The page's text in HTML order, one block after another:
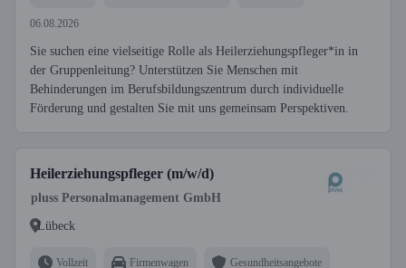
06.08.2026
Sie suchen eine vielseitige Rolle als Heilerziehungspfleger*in in
der Gruppenleitung? Unterstützen Sie Menschen mit
Behinderungen im Berufsbildungszentrum durch individuelle
Förderung und gestalten Sie mit uns gemeinsam Perspektiven.
Heilerziehungspfleger (m/w/d)
pluss Personalmanagement GmbH
Lübeck
Vollzeit Firmenwagen Gesundheitsangebote